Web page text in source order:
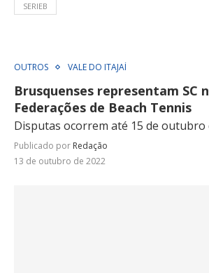
SERIEB
OUTROS VALE DO ITAJAÍ
Brusquenses representam SC
Federações de Beach Tennis
Disputas ocorrem até 15 de outubro
Publicado por Redação
13 de outubro de 2022